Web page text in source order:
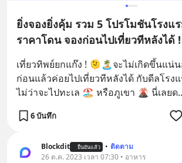
ยิ่งจองยิ่งคุ้ม รวม 5 โปรโมชันโรงแ
ราคาโดน จองก่อนไปเที่ยวทีหลังได้ !
เที่ยวทิพย์ยกแก๊ง ! 🫠🏝️จะไม่เกิดขึ้นแน่น
ก่อนแล้วค่อยไปเที่ยวทีหลังได้ กับดีลโรง
ไม่ว่าจะไปทะเล 🏖️ หรือภูเขา 🌋 นี่เลยด
6 บันทึก
Blockdit ยืนยันแล้ว • ติดตาม
26 ต.ค. 2023 เวลา 07:30 • อาหาร